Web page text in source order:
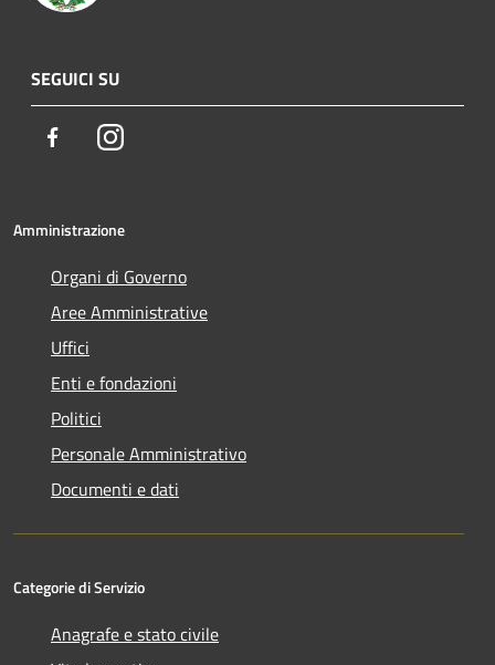
SEGUICI SU
FacebookInstagram
Amministrazione
Organi di Governo
Aree Amministrative
Uffici
Enti e fondazioni
Politici
Personale Amministrativo
Documenti e dati
Categorie di Servizio
Anagrafe e stato civile